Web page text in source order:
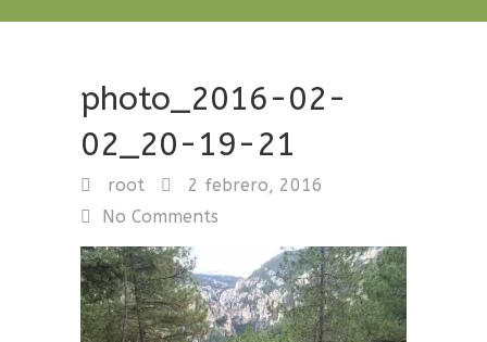
photo_2016-02-
02_20-19-21
root
2 febrero, 2016
No Comments